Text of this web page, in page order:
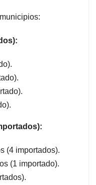
(4 importados).
(1 importado).